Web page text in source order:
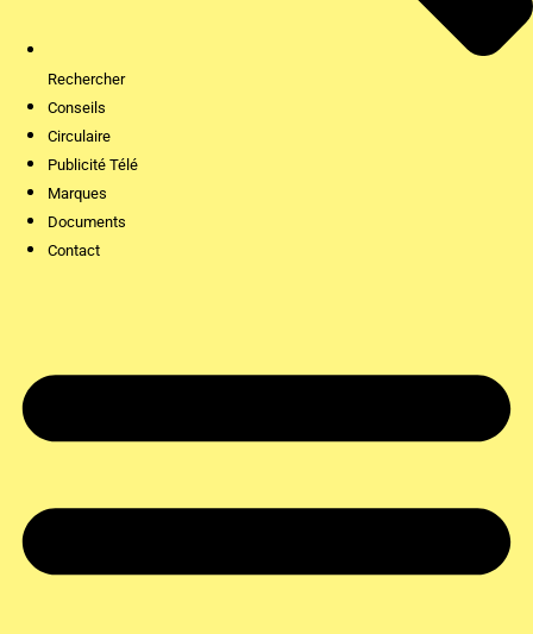
Rechercher
Conseils
Circulaire
Publicité Télé
Marques
Documents
Contact